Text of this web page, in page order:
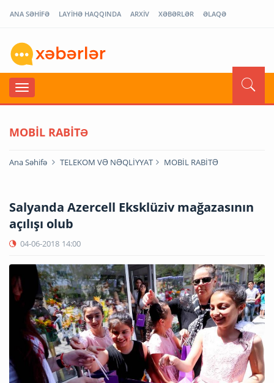
ANA SƏHİFƏ LAYİHƏ HAQQINDA ARXİV XƏBƏRLƏR ƏLAQƏ
MOBİL RABİTƏ
Ana Səhifə TELEKOM VƏ NƏQLİYYAT MOBİL RABİTƏ
Salyanda Azercell Eksklüziv mağazasının
açılışı olub
04-06-2018 14:00